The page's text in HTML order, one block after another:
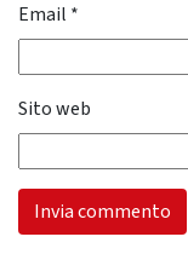
Email *
Sito web